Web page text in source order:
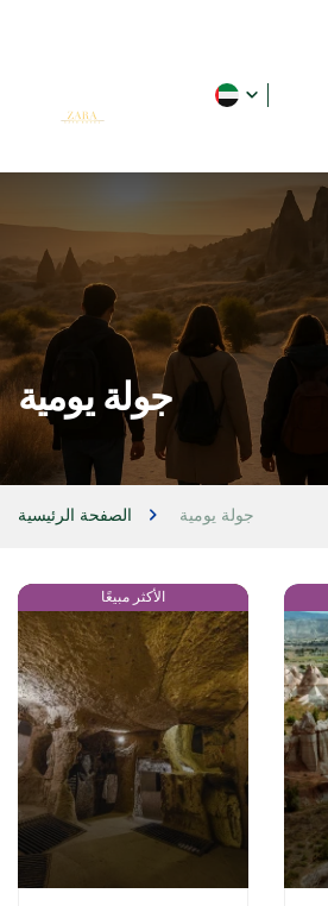
جولة يومية
الصفحة الرئيسية جولة يومية
الأكثر مبيعًا